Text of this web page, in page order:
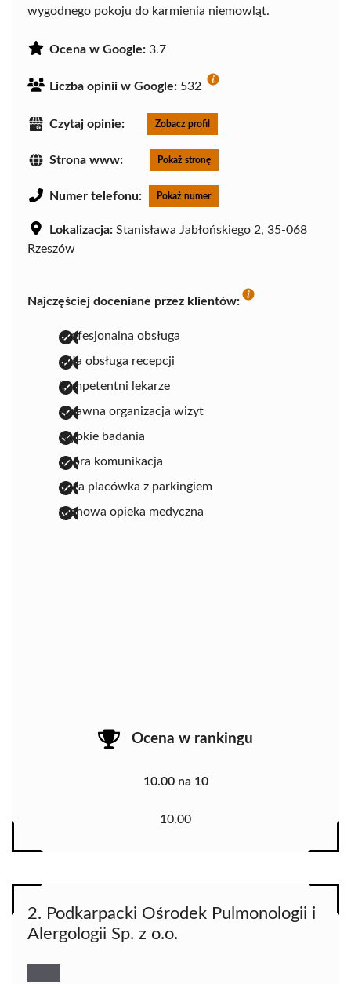
wygodnego pokoju do karmienia niemowląt.
Ocena w Google: 3.7
Liczba opinii w Google: 532
Czytaj opinie: Zobacz profil
Strona www: Pokaż stronę
Numer telefonu: Pokaż numer
Lokalizacja: Stanisława Jabłońskiego 2, 35-068
Rzeszów
Najczęściej doceniane przez klientów:
profesjonalna obsługa
miła obsługa recepcji
kompetentni lekarze
sprawna organizacja wizyt
szybkie badania
dobra komunikacja
duża placówka z parkingiem
fachowa opieka medyczna
Ocena w rankingu
10.00 na 10
10.00
2. Podkarpacki Ośrodek Pulmonologii i
Alergologii Sp. z o.o.